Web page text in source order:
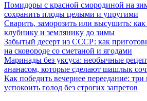
Помидоры с красной смородиной на
сохранить плоды целыми и упругими
Сварить, заморозить или высушить:
клубнику и землянику до зимы
Забытый десерт из СССР: как
на сковороде со сметаной и ягодами
Маринады без уксуса: необычные
ананасом, которые сделают шашлык
Как победить вечернее переедание: три
успокоить голод без строгих запретов